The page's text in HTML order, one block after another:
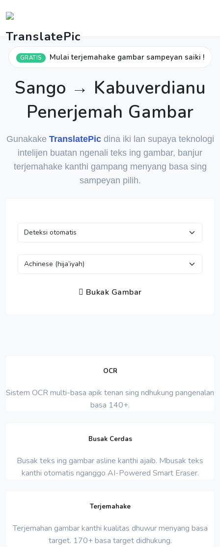
GRATIS Mulai terjemahake gambar sampeyan saiki !
Sango → Kabuverdianu
Penerjemah Gambar
Gunakake TranslatePicdina iki lan supaya teknologi
intelijen buatan ngenali teks ing gambar, banjur
terjemahake kanthi gampang menyang basa sing
sampeyan pilih.
Bukak Gambar
OCR
Sistem OCR multi-basa apik tenan sing ndhukung pangenalan
basa 140+.
Busak Cerdas
Busak teks ing gambar asline kanthi ajaib. Mbusak teks
kanthi otomatis nganggo AI-Powered Smart Eraser.
Terjemahake
Terjemahan gambar kanthi kualitas dhuwur menyang basa
target. 170+ basa target didhukung.